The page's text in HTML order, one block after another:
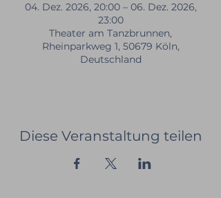
04. Dez. 2026, 20:00 – 06. Dez. 2026,
23:00
Theater am Tanzbrunnen,
Rheinparkweg 1, 50679 Köln,
Deutschland
Diese Veranstaltung teilen